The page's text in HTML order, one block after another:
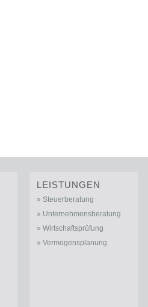
LEISTUNGEN
Steuerberatung
Unternehmensberatung
Wirtschaftsprüfung
Vermögensplanung